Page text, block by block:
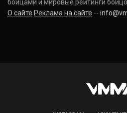
бойцами и мировые рейтинги
О сайте Реклама на сайте --